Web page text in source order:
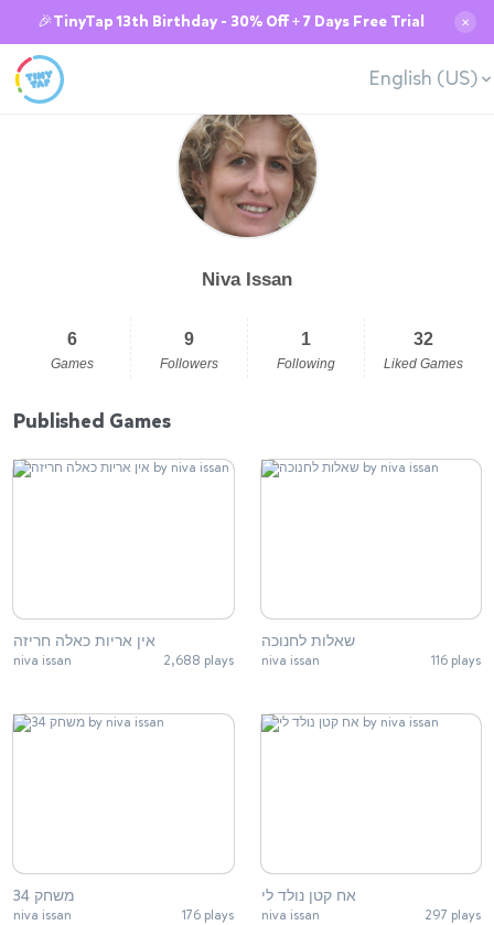
🎉TinyTap 13th Birthday - 30% Off + 7 Days Free Trial ✕
English (US)
Niva Issan
6
Games
9
Followers
1
Following
32
Liked Games
Published Games
אין אריות כאלה חריזה
niva issan 2,688 plays
שאלות לחנוכה
niva issan 116 plays
משחק 34
niva issan 176 plays
אח קטן נולד לי
niva issan 297 plays